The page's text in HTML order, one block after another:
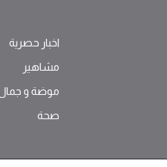
اخبار حصرية
مشاهير
موضة ‫و‬
صحة